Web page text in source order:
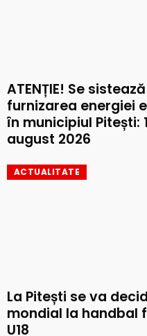
ATENȚIE! Se sistează
furnizarea energiei
în municipiul Pitești:
august 2026
ACTUALITATE
La Pitești se va
mondial la handbal
U18